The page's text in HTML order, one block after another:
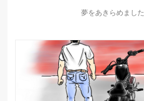
夢をあきらめました